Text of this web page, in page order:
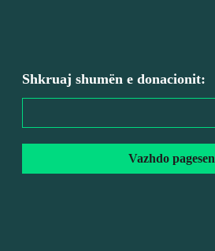
Shkruaj shumën e donacionit:
Vazhdo pagesen